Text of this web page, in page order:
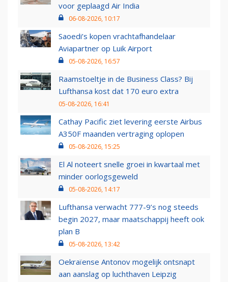
voor geplaagd Air India
06-08-2026, 10:17
Saoedi’s kopen vrachtafhandelaar
Aviapartner op Luik Airport
05-08-2026, 16:57
Raamstoeltje in de Business Class? Bij
Lufthansa kost dat 170 euro extra
05-08-2026, 16:41
Cathay Pacific ziet levering eerste Airbus
A350F maanden vertraging oplopen
05-08-2026, 15:25
El Al noteert snelle groei in kwartaal met
minder oorlogsgeweld
05-08-2026, 14:17
Lufthansa verwacht 777-9’s nog steeds
begin 2027, maar maatschappij heeft ook
plan B
05-08-2026, 13:42
Oekraïense Antonov mogelijk ontsnapt
aan aanslag op luchthaven Leipzig